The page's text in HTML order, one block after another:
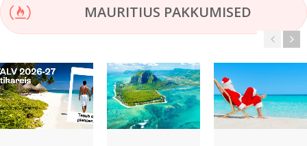
MAURITIUS PAKKUMISED